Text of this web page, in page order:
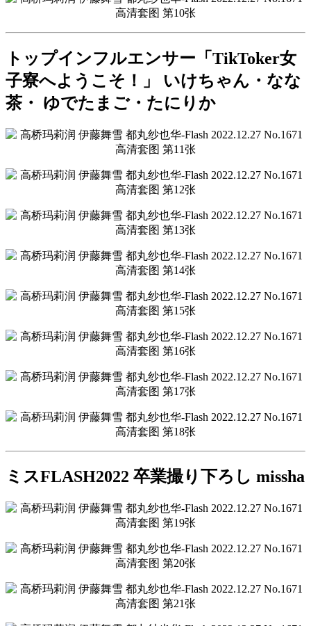
トップインフルエンサー「TikToker女
子寮へようこそ！」 いけちゃん・なな
茶・ ゆでたまご・たにりか
ミスFLASH2022 卒業撮り下ろし missha